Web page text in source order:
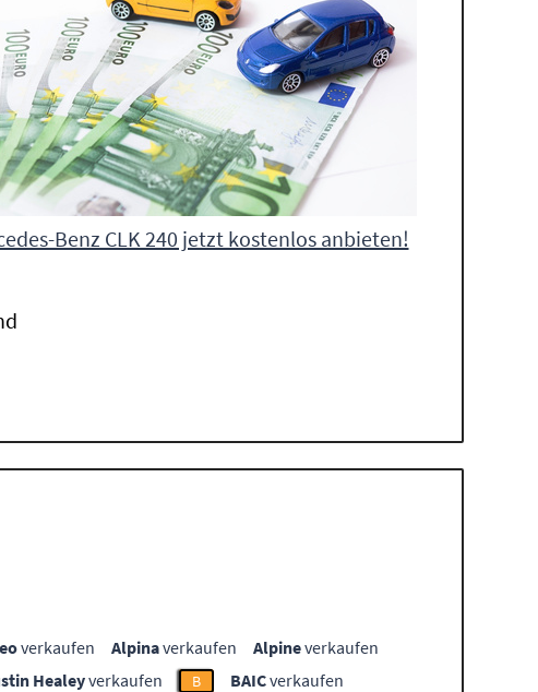
Benz CLK 240 jetzt kostenlos anbieten!
verkaufen Alpinaverkaufen Alpineverkaufen
Healeyverkaufen B BAICverkaufen